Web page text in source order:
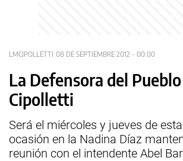
LMCIPOLLETTI 08 DE SEPTIEMBRE 2012 - 00:00
La Defensora del
Cipolletti
Será el miércoles y jueves de
ocasión en la Nadina Díaz
reunión con el intendente Abel